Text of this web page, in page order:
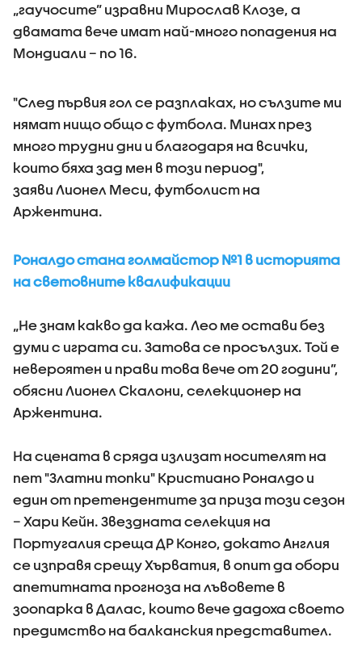
„гаучосите” изравни Мирослав Клозе, а
двамата вече имат най-много попадения на
Мондиали – по 16.
"След първия гол се разплаках, но сълзите ми
нямат нищо общо с футбола. Минах през
много трудни дни и благодаря на всички,
които бяха зад мен в този период",
заяви Лионел Меси, футболист на
Аржентина.
Роналдо стана голмайстор №1 в историята
на световните квалификации
„Не знам какво да кажа. Лео ме остави без
думи с играта си. Затова се просълзих. Той е
невероятен и прави това вече от 20 години”,
обясни Лионел Скалони, селекционер на
Аржентина.
На сцената в сряда излизат носителят на
пет "Златни топки" Кристиано Роналдо и
един от претендентите за приза този сезон
– Хари Кейн. Звездната селекция на
Португалия среща ДР Конго, докато Англия
се изправя срещу Хърватия, в опит да обори
апетитната прогноза на лъвовете в
зоопарка в Далас, които вече дадоха своето
предимство на балканския представител.